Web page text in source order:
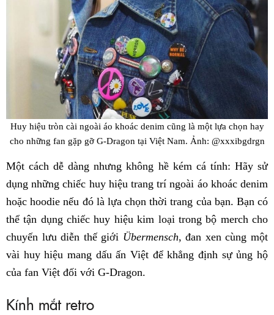
Huy hiệu tròn cài ngoài áo khoác denim cũng là một lựa chọn hay
cho những fan gặp gỡ G-Dragon tại Việt Nam. Ảnh: @xxxibgdrgn
Một cách dễ dàng nhưng không hề kém cá tính: Hãy sử
dụng những chiếc huy hiệu trang trí ngoài áo khoác denim
hoặc hoodie nếu đó là lựa chọn thời trang của bạn. Bạn có
thể tận dụng chiếc huy hiệu kim loại trong bộ merch cho
chuyến lưu diễn thế giới Übermensch, đan xen cùng một
vài huy hiệu mang dấu ấn Việt để khẳng định sự ủng hộ
của fan Việt đối với G-Dragon.
Kính mắt retro